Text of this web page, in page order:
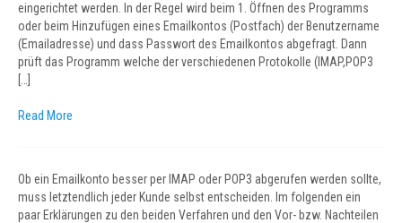
eingerichtet werden. In der Regel wird beim 1. Öffnen des Programms
oder beim Hinzufügen eines Emailkontos (Postfach) der Benutzername
(Emailadresse) und dass Passwort des Emailkontos abgefragt. Dann
prüft das Programm welche der verschiedenen Protokolle (IMAP,POP3
Read More
Ob ein Emailkonto besser per IMAP oder POP3 abgerufen werden sollte,
muss letztendlich jeder Kunde selbst entscheiden. Im folgenden ein
paar Erklärungen zu den beiden Verfahren und den Vor- bzw. Nachteilen